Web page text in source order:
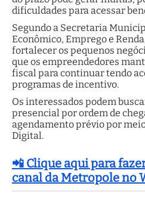
dificuldades para acessar
Segundo a Secretaria
Econômico, Emprego e
fortalecer os pequenos
que os empreendedores
fiscal para continuar tendo
programas de incentivo.
Os interessados podem
presencial por ordem de
agendamento prévio por
Digital.
📲 Clique aqui para
canal da Metropole no